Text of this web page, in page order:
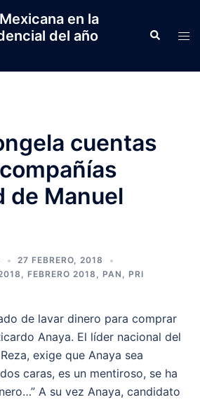
en la
del año
Search
cuentas
de Manuel
27 FEBRERO, 2018
, FEBRERO 2018 , PAN , PRI
de lavar dinero para comprar
Anaya. El líder nacional del
exige que Anaya sea
caras, es un mentiroso, se ha
A su vez Anaya, candidato